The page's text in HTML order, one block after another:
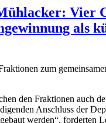
Vier
als
den Fraktionen auch
Anschluss der
werden“,